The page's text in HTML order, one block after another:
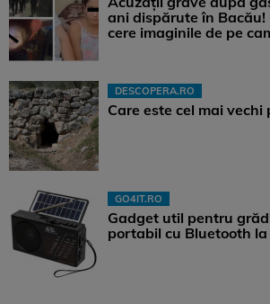
ani dispărute în Bacău!
cere imaginile de pe
DESCOPERA.RO
Care este cel mai vechi
GO4IT.RO
Gadget util pentru
portabil cu Bluetooth la